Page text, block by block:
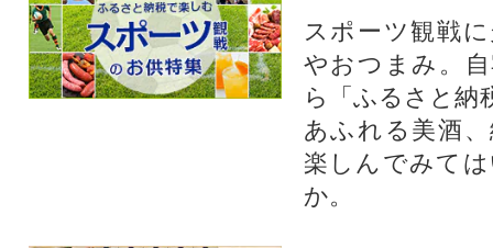
スポーツ観戦
やおつまみ。
ら「ふるさと納
あふれる美酒
楽しんでみて
か。